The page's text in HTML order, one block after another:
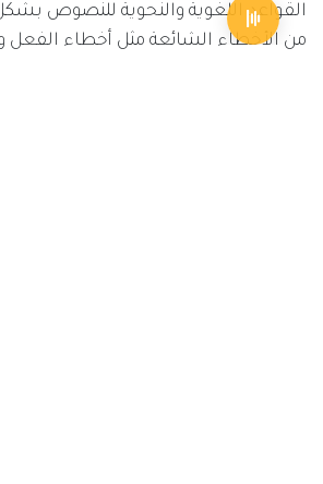
القواعد اللغوية والنحوية للنصوص
من الأخطاء الشائعة مثل أخطاء الفعل